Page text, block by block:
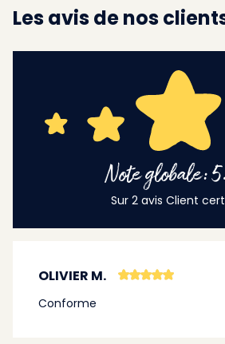
Les avis de nos
OLIVIER M.
Conforme
Note globale:
Sur 2 avis Client